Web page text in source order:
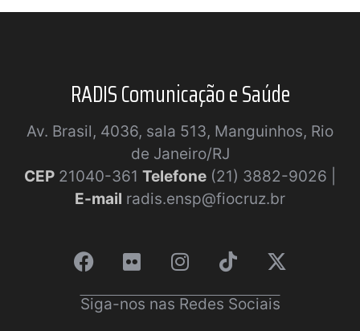
RADIS Comunicação e Saúde
Av. Brasil, 4036, sala 513, Manguinhos, Rio
de Janeiro/RJ
CEP 21040-361 Telefone (21) 3882-9026 |
E-mail radis.ensp@fiocruz.br
Siga-nos nas Redes Sociais